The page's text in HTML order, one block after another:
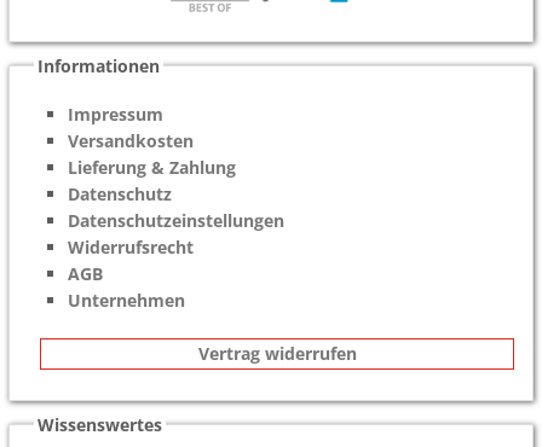
Informationen
Impressum
Versandkosten
Lieferung & Zahlung
Datenschutz
Datenschutzeinstellungen
Widerrufsrecht
AGB
Unternehmen
Vertrag widerrufen
Wissenswertes